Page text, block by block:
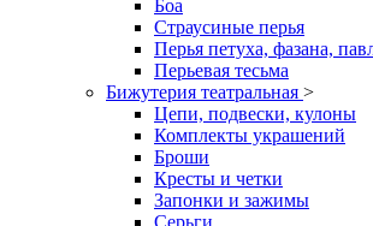
Боа
Страусиные перья
Перья петуха, фазана,
Перьевая тесьма
Бижутерия театральная >
Цепи, подвески, кулоны
Комплекты украшений
Броши
Кресты и четки
Запонки и зажимы
Серьги